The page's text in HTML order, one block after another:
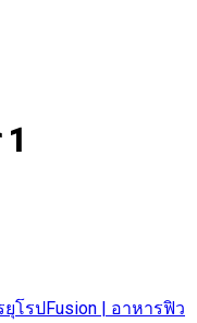
ยุโรปFusion | อาหารฟิว